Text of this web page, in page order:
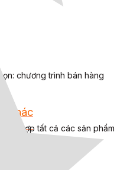
chương trình bán hàng
khác
khác
hợp tất cả các sản phẩm